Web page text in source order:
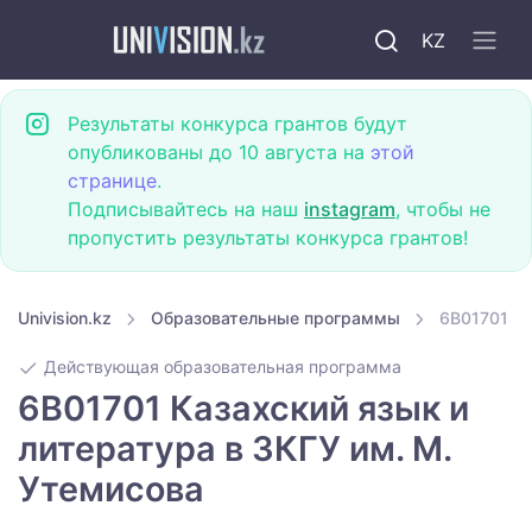
KZ
Результаты конкурса грантов будут
опубликованы до 10 августа на этой
странице.
Подписывайтесь на наш instagram, чтобы не
пропустить результаты конкурса грантов!
Univision.kz Образовательные программы 6B01701
Действующая образовательная программа
6B01701 Казахский язык и
литература в ЗКГУ им. М.
Утемисова